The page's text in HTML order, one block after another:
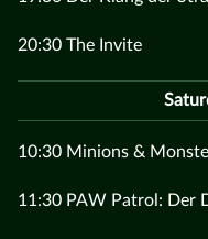
20:30 The Invite
10:30 Minions &
11:30 PAW Patrol: Der